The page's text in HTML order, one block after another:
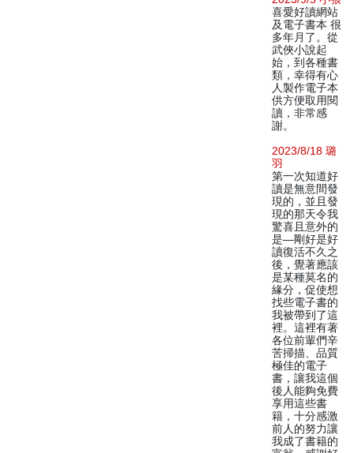
喜愛好讀網站
及電子書本 很
多年月了。從
武俠小說起
始，到各種書
類，幸得有心
人製作電子本
供方便取用閱
讀，非常感
謝。
2023/8/18 璐
羽
第一次知道好
讀是無意間發
現的，並且發
現的那天令我
驚喜且意外的
是—剛好是好
讀復活不久之
後，覺著應該
是某種莫名的
緣分，促使想
找些電子書的
我被帶到了這
裡。這裡有著
各位前輩們辛
苦掃描、品質
極佳的電子
書，讓我這個
後人能夠免費
享用這些書
籍，十分感激
前人的努力讓
我成了書籍的